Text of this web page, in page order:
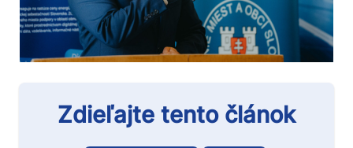
Zdieľajte tento článok